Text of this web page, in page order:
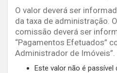
O valor deverá ser
da taxa de administração.
comissão deverá ser
“Pagamentos Efetuados”
Administrador de Imóveis”.
Este valor não é